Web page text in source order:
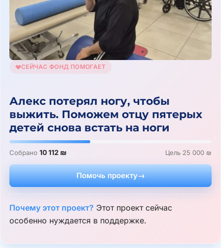
СЕЙЧАС ФОНД ПОМОГАЕТ
Алекс потерял ногу, чтобы
выжить. Поможем отцу пятерых
детей снова встать на ноги
Собрано 10 112 ₪ Цель 25 000 ₪
Помочь проекту
Почему этот проект? Этот проект сейчас
особенно нуждается в поддержке.